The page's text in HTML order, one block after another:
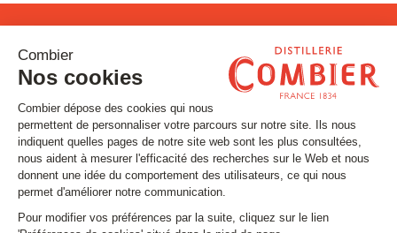
Restons connectés !
Inscrivez-vous à notre newsletter
Email